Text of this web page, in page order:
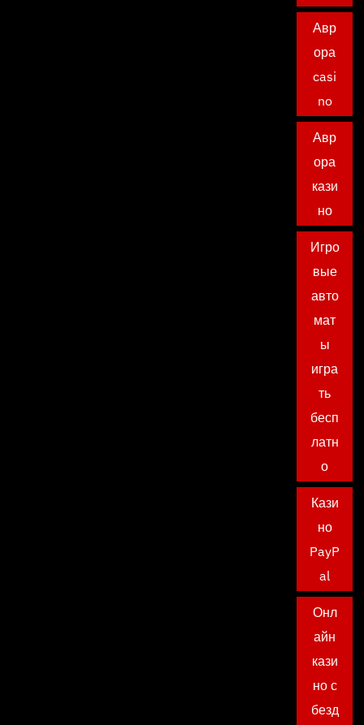
Авр
ора
casi
no
Авр
ора
кази
но
Игро
вые
авто
мат
ы
игра
ть
бесп
латн
о
Кази
но
PayP
al
Онл
айн
кази
но с
безд